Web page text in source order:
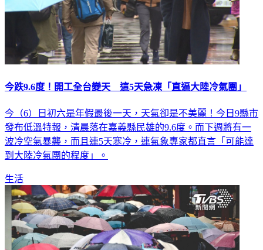
今跌9.6度！開工全台變天 這5天急凍「直逼大陸冷氣團」
今（6）日初六是年假最後一天，天氣卻是不美麗！今日9縣市
發布低溫特報，清晨落在嘉義縣民雄的9.6度。而下週將有一
波冷空氣暴襲，而且連5天寒冷，連氣象專家都直言「可能達
到大陸冷氣團的程度」。
生活